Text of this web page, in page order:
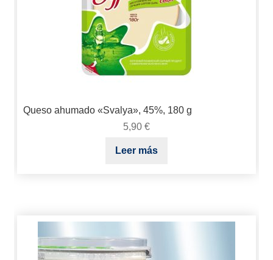
Queso ahumado «Svalya», 45%, 180 g
5,90 €
Leer más